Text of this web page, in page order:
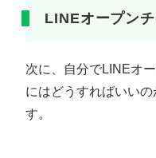
LINEオープン
次に、自分でLINEオ
にはどうすればいい
す。